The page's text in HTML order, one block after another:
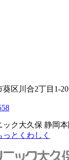
区川合2丁目1-20
とくわしく